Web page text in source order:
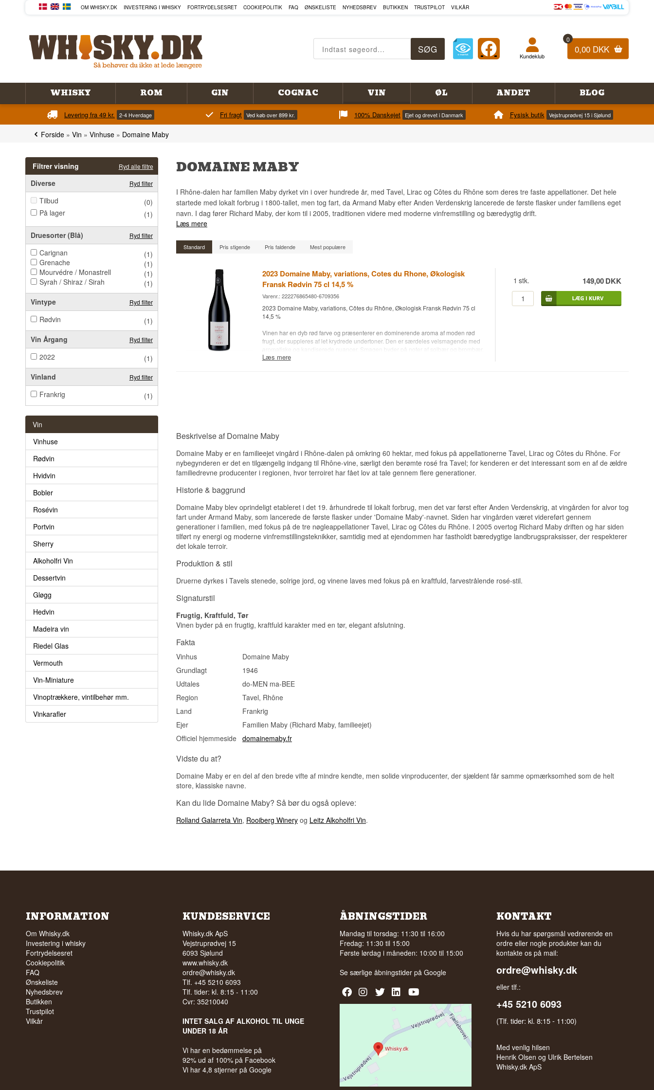
OM WHISKY.DK INVESTERING I WHISKY FORTRYDELSESRET COOKIEPOLITIK FAQ ØNSKELISTE NYHEDSBREV BUTIKKEN TRUSTPILOT VILKÅR
0
0,00 DKK
Kundeklub
WHISKY ROM GIN COGNAC VIN ØL ANDET BLOG
Levering fra 49 kr. 2-4 Hverdage Fri fragt Ved køb over 899 kr. 100% Danskejet Ejet og drevet i Danmark Fysisk butik Vejstruprødvej 15 i Sjølund
Forside » Vin » Vinhuse » Domaine Maby
Filtrer visning Ryd alle filtre
Diverse Ryd filter
Tilbud
(0)
På lager
(1)
Druesorter (Blå) Ryd filter
Carignan
(1)
Grenache
(1)
Mourvédre / Monastrell
(1)
Syrah / Shiraz / Sirah
(1)
Vintype
Ryd filter
Rødvin
(1)
Vin Årgang
Ryd filter
2022
(1)
Vinland
Ryd filter
Frankrig (1)
Vin
Vinhuse
Rødvin
Hvidvin
Bobler
Rosévin
Portvin
Sherry
Alkoholfri Vin
Dessertvin
Gløgg
Hedvin
Madeira vin
Riedel Glas
Vermouth
Vin-Miniature
Vinoptrækkere, vintilbehør mm.
Vinkarafler
DOMAINE MABY
I Rhône-dalen har familien Maby dyrket vin i over hundrede år, med Tavel, Lirac og Côtes du Rhône som deres tre faste appellationer. Det hele
startede med lokalt forbrug i 1800-tallet, men tog fart, da Armand Maby efter Anden Verdenskrig lancerede de første flasker under familiens eget
navn. I dag fører Richard Maby, der kom til i 2005, traditionen videre med moderne vinfremstilling og bæredygtig drift.
Læs mere
Standard Pris stigende Pris faldende Mest populære
2023 Domaine Maby, variations, Cotes du Rhone, Økologisk
Fransk Rødvin 75 cl 14,5 %
Varenr.: 222276865480-6709356
2023 Domaine Maby, variations, Côtes du Rhône, Økologisk Fransk Rødvin 75 cl
14,5 %
Vinen har en dyb rød farve og præsenterer en dominerende aroma af moden rød
frugt, der suppleres af let krydrede undertoner. Den er særdeles velsmagende med
aromatiske og kandiserede nuancer. Smagen byder på noter af solbær og brombær,
og vinen fremstår blød og rund med venlige tanniner. Dette er en vin som har været
Alc. styrke: 14,5 %
75 cl.
5% Carignan.
Læs mere
1 stk. 149,00DKK
Beskrivelse af Domaine Maby
Domaine Maby er en familieejet vingård i Rhône-dalen på omkring 60 hektar, med fokus på appellationerne Tavel, Lirac og Côtes du Rhône. For
nybegynderen er det en tilgængelig indgang til Rhône-vine, særligt den berømte rosé fra Tavel; for kenderen er det interessant som en af de ældre
familiedrevne producenter i regionen, hvor terroiret har fået lov at tale gennem flere generationer.
Historie & baggrund
Domaine Maby blev oprindeligt etableret i det 19. århundrede til lokalt forbrug, men det var først efter Anden Verdenskrig, at vingården for alvor tog
fart under Armand Maby, som lancerede de første flasker under 'Domaine Maby'-navnet. Siden har vingården været videreført gennem
generationer i familien, med fokus på de tre nøgleappellationer Tavel, Lirac og Côtes du Rhône. I 2005 overtog Richard Maby driften og har siden
tilført ny energi og moderne vinfremstillingsteknikker, samtidig med at ejendommen har fastholdt bæredygtige landbrugspraksisser, der respekterer
det lokale terroir.
Produktion & stil
Druerne dyrkes i Tavels stenede, solrige jord, og vinene laves med fokus på en kraftfuld, farvestrålende rosé-stil.
Signaturstil
Frugtig, Kraftfuld, Tør
Vinen byder på en frugtig, kraftfuld karakter med en tør, elegant afslutning.
Fakta
Vinhus
Domaine Maby
Grundlagt
1946
Udtales
do-MEN ma-BEE
Region
Tavel, Rhône
Land
Frankrig
Ejer
Familien Maby (Richard Maby, familieejet)
Officiel hjemmeside domainemaby.fr
Vidste du at?
Domaine Maby er en del af den brede vifte af mindre kendte, men solide vinproducenter, der sjældent får samme opmærksomhed som de helt
store, klassiske navne.
Kan du lide Domaine Maby? Så bør du også opleve:
Rolland Galarreta Vin, Rooiberg Winery og Leitz Alkoholfri Vin.
INFORMATION
Om Whisky.dk
Investering i whisky
Fortrydelsesret
Cookiepolitik
FAQ
Ønskeliste
Nyhedsbrev
Butikken
Trustpilot
Vilkår
KUNDESERVICE
Whisky.dk ApS
Vejstruprødvej 15
6093 Sjølund
www.whisky.dk
ordre@whisky.dk
Tlf. +45 5210 6093
Tlf. tider: kl. 8:15 - 11:00
Cvr: 35210040
INTET SALG AF ALKOHOL TIL UNGE
UNDER 18 ÅR
Vi har en bedømmelse på
92% ud af 100% på Facebook
Vi har 4,8 stjerner på Google
ÅBNINGSTIDER
Mandag til torsdag: 11:30 til 16:00
Fredag: 11:30 til 15:00
Første lørdag i måneden: 10:00 til 15:00
Se særlige åbningstider på Google
KONTAKT
Hvis du har spørgsmål vedrørende en
ordre eller nogle produkter kan du
kontakte os på mail:
ordre@whisky.dk
eller tlf.:
+45 5210 6093
(Tlf. tider: kl. 8:15 - 11:00)
Med venlig hilsen
Henrik Olsen og Ulrik Bertelsen
Whisky.dk ApS